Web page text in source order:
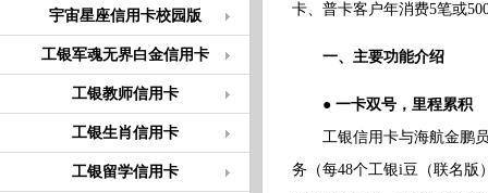
宇宙星座信用卡校园版
工银军魂无界白金信用卡
工银教师信用卡
工银生肖信用卡
工银留学信用卡
卡、普卡客户年消费5笔或
一、主要功能介绍
● 一卡双号，里程累积
工银信用卡与海航金鹏员
务（每48个工银i豆（联名版